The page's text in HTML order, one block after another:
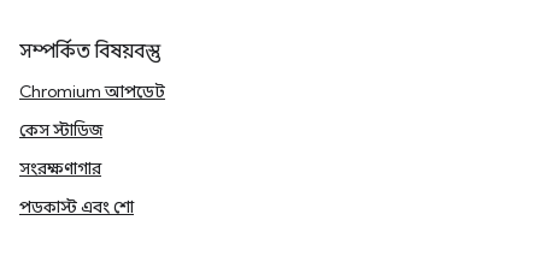
সম্পর্কিত বিষয়বস্তু
Chromium আপডেট
কেস স্টাডিজ
সংরক্ষণাগার
পডকাস্ট এবং শো